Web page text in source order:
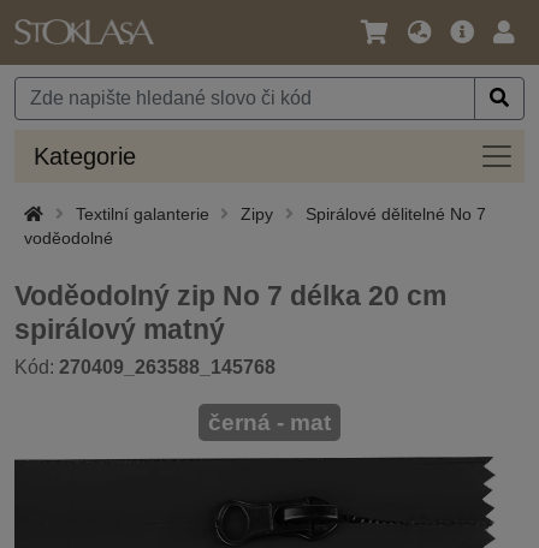
Jazyk
Měna
Hlavní
Kategorie
Textilní galanterie Zipy
Spirálové dělitelné No 7
voděodolné
Voděodolný zip No 7 délka 20 cm
spirálový matný
Kód: 270409_263588_145768
černá - mat